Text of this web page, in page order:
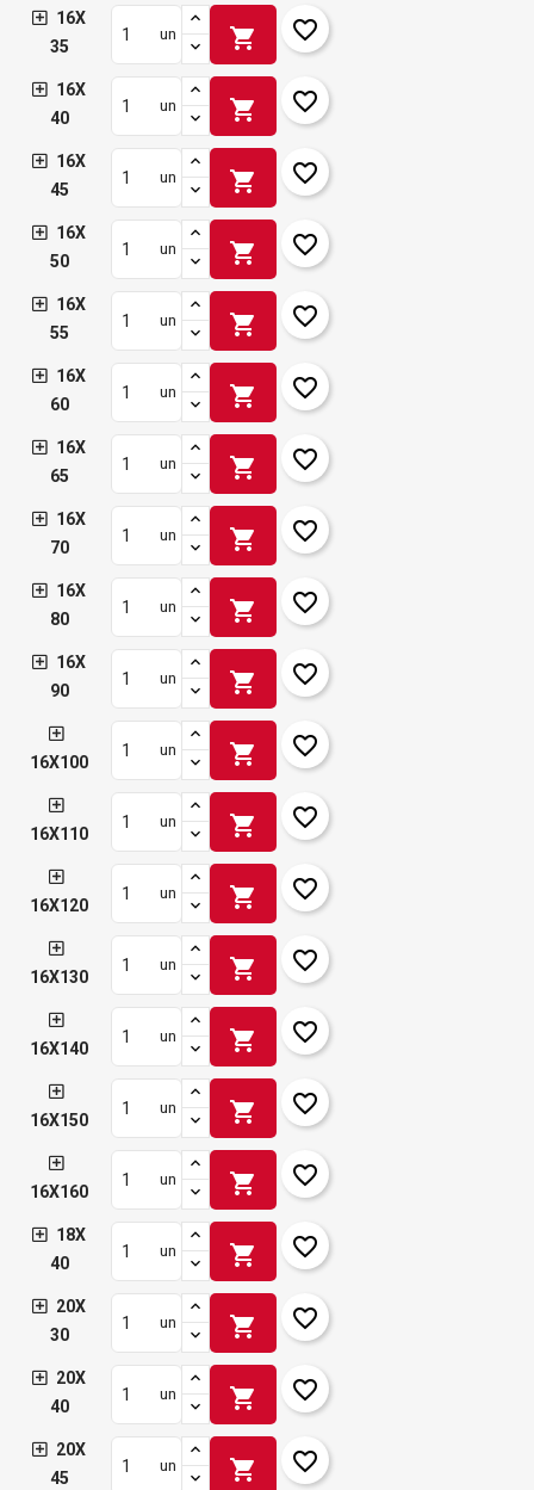
16X
35
un shopping_cart favorite_border
16X
40
un shopping_cart favorite_border
16X
45
un shopping_cart favorite_border
16X
50
un shopping_cart favorite_border
16X
55
un shopping_cart favorite_border
16X
60
un shopping_cart favorite_border
16X
65
un shopping_cart favorite_border
16X
70
un shopping_cart favorite_border
16X
80
un shopping_cart favorite_border
16X
90
un shopping_cart favorite_border
16X100
un shopping_cart favorite_border
16X110
un shopping_cart favorite_border
16X120
un shopping_cart favorite_border
16X130
un shopping_cart favorite_border
16X140
un shopping_cart favorite_border
16X150
un shopping_cart favorite_border
16X160
un shopping_cart favorite_border
18X
40
un shopping_cart favorite_border
20X
30
un shopping_cart favorite_border
20X
40
un shopping_cart favorite_border
20X
45
un shopping_cart favorite_border